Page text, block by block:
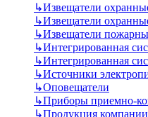
↳Извещатели
↳Извещатели
↳Извещатели
↳Интегрированная
↳Интегрированная
↳Источники
↳Оповещатели
↳Приборы приемно-
↳Продукция